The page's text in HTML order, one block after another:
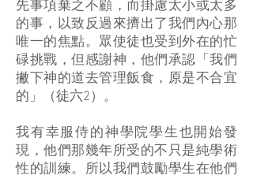
先事項棄之不顧，而掛慮太小或太多
的事，以致反過來擠出了我們內心那
唯一的焦點。眾使徒也受到外在的忙
碌挑戰，但感謝神，他們承認「我們
撇下神的道去管理飯食，原是不合宜
的」（徒六2）。
我有幸服侍的神學院學生也開始發
現，他們那幾年所受的不只是純學術
性的訓練。所以我們鼓勵學生在他們